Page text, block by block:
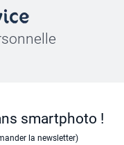
smartphoto !
la newsletter)